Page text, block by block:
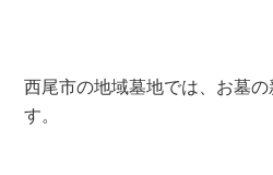
西尾市の地域墓地では、お墓
す。